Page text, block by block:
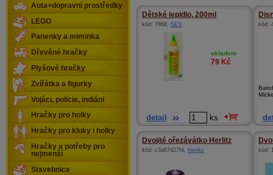
Dětské lepidlo, 200ml
kód: 7868, SES
skladem
79 Kč
detail ks
kód:
Dvojité ořezávátko Herlitz
kód: c3a67427f4, Herlitz kód:
Auta+dopravní prostředky
LEGO
Panenky a miminka
Dřevěné hračky
Plyšové hračky
Zvířátka a figurky
Vojáci, policie, indiáni
Hračky pro holky
Hračky pro kluky i holky
Hračky a potřeby pro
nejmenší
Stavebnice